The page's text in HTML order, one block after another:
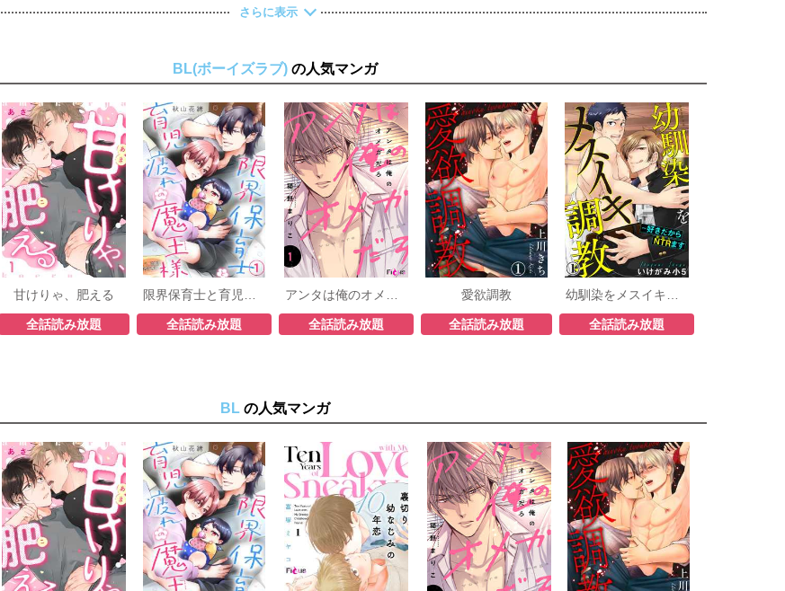
さらに表示
BL(ボーイズラブ) の人気マンガ
甘けりゃ、肥える
全話読み放題
限界保育士と育児疲れの魔王様
全話読み放題
アンタは俺のオメガだろ
全話読み放題
愛欲調教
全話読み放題
幼馴染をメスイキ調教～好きだからNTR（寝取り）ます
全話読み放題
BL の人気マンガ